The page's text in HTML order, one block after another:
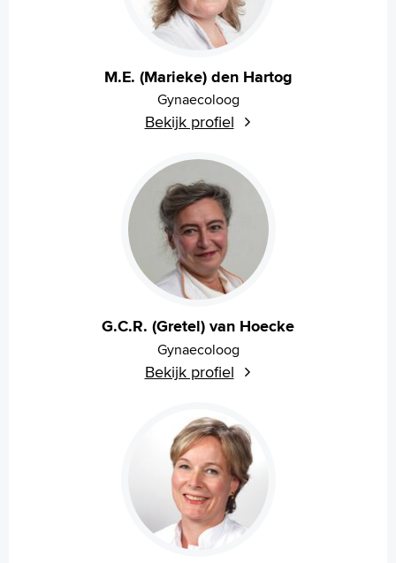
M.E. (Marieke) den Hartog
Gynaecoloog
Bekijk profiel
G.C.R. (Gretel) van Hoecke
Gynaecoloog
Bekijk profiel